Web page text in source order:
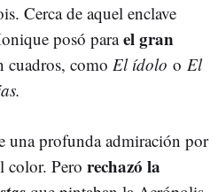
Cerca de aquel enclave
posó parael gran
cuadros, como El ídolo o El
una profunda admiración por
color. Pero rechazó la